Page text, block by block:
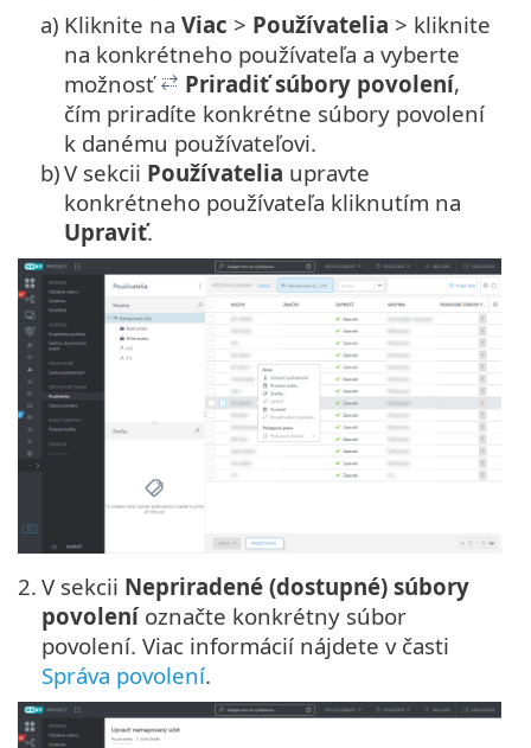
a) Kliknite na Viac > Používatelia > kliknite
na konkrétneho používateľa a vyberte
možnosť
Priradiť súbory povolení,
čím priradíte konkrétne súbory povolení
k danému používateľovi.
b)V sekcii Používatelia upravte
konkrétneho používateľa kliknutím na
Upraviť.
2. V sekcii Nepriradené (dostupné) súbory
povoleníoznačte konkrétny súbor
povolení. Viac informácií nájdete v časti
Správa povolení.